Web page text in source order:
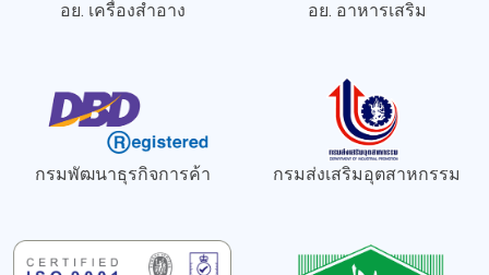
อย. เครื่องสำอาง อย. อาหารเสริม
กรมพัฒนาธุรกิจการค้า กรมส่งเสริมอุตสาหกรรม